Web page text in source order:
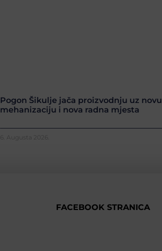
Pogon Šikulje jača proizvodnju uz novu
mehanizaciju i nova radna mjesta
6. Augusta 2026.
FACEBOOK STRANICA